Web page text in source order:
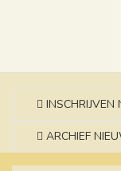
INSCHRIJVEN
ARCHIEF